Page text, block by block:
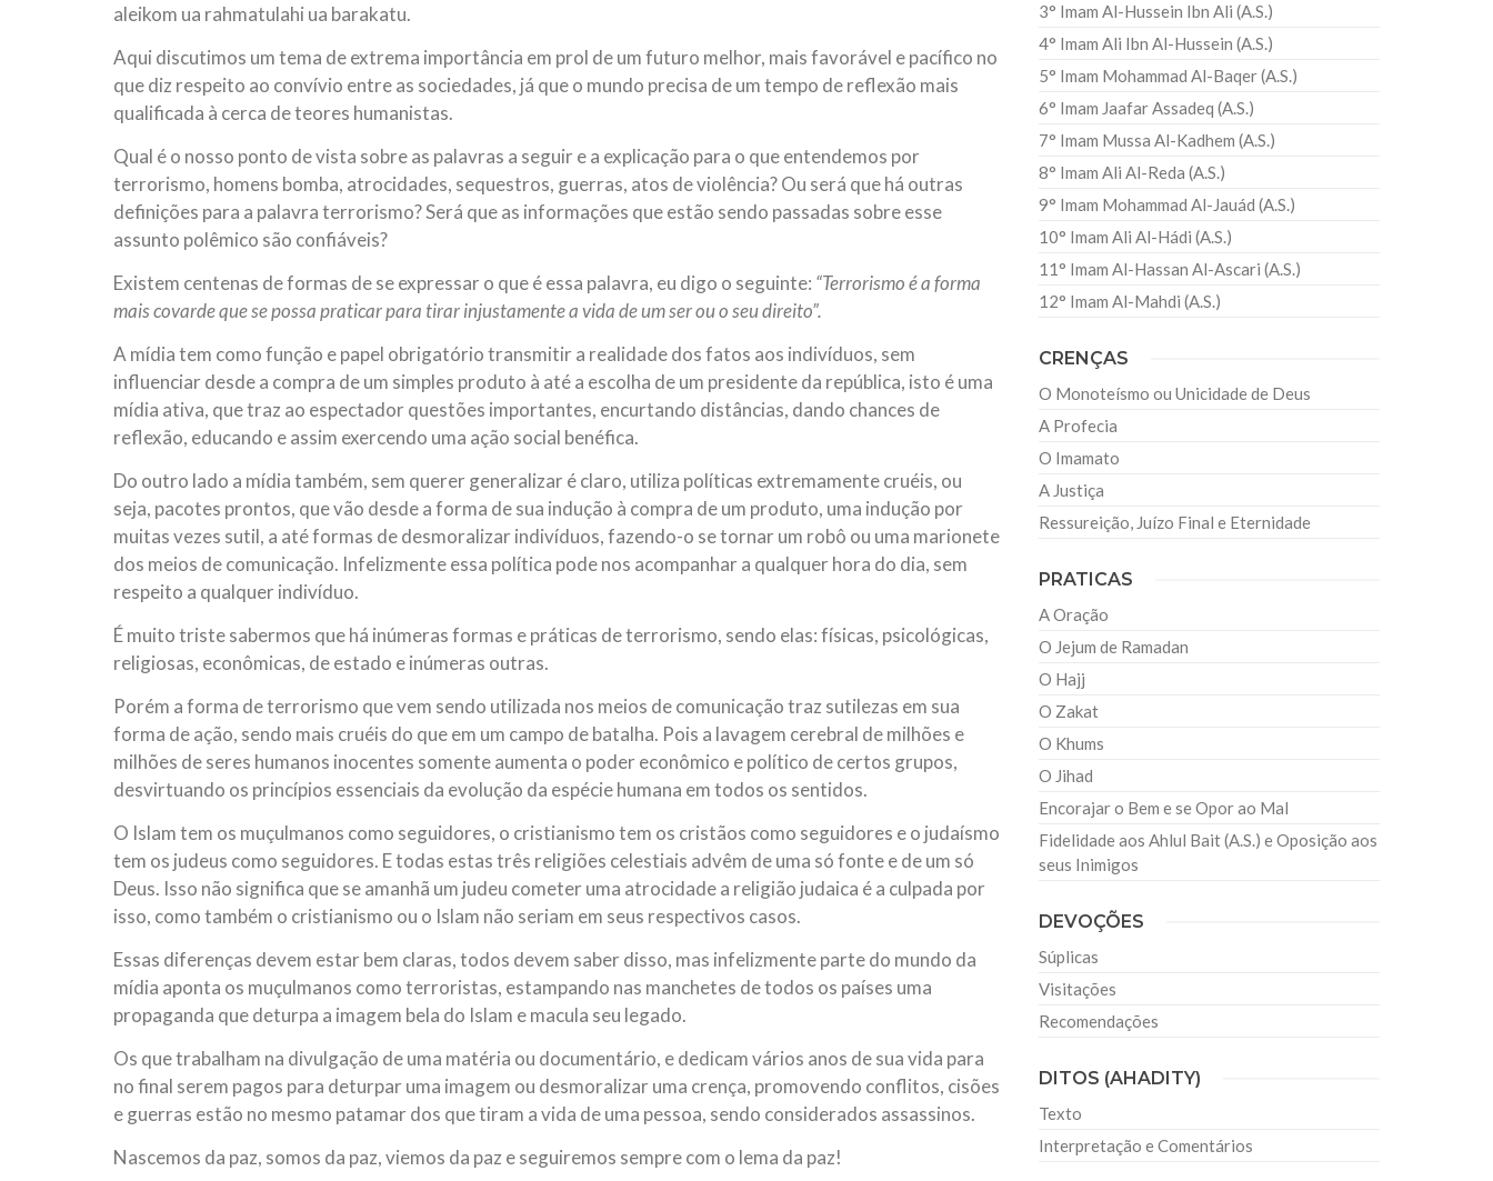
aleikom ua rahmatulahi ua barakatu.
Aqui discutimos um tema de extrema importância em prol de um futuro melhor, mais favorável e pacífico no
que diz respeito ao convívio entre as sociedades, já que o mundo precisa de um tempo de reflexão mais
qualificada à cerca de teores humanistas.
Qual é o nosso ponto de vista sobre as palavras a seguir e a explicação para o que entendemos por
terrorismo, homens bomba, atrocidades, sequestros, guerras, atos de violência? Ou será que há outras
definições para a palavra terrorismo? Será que as informações que estão sendo passadas sobre esse
assunto polêmico são confiáveis?
Existem centenas de formas de se expressar o que é essa palavra, eu digo o seguinte: “Terrorismo é a forma
mais covarde que se possa praticar para tirar injustamente a vida de um ser ou o seu direito”.
A mídia tem como função e papel obrigatório transmitir a realidade dos fatos aos indivíduos, sem
influenciar desde a compra de um simples produto à até a escolha de um presidente da república, isto é uma
mídia ativa, que traz ao espectador questões importantes, encurtando distâncias, dando chances de
reflexão, educando e assim exercendo uma ação social benéfica.
Do outro lado a mídia também, sem querer generalizar é claro, utiliza políticas extremamente cruéis, ou
seja, pacotes prontos, que vão desde a forma de sua indução à compra de um produto, uma indução por
muitas vezes sutil, a até formas de desmoralizar indivíduos, fazendo-o se tornar um robô ou uma marionete
dos meios de comunicação. Infelizmente essa política pode nos acompanhar a qualquer hora do dia, sem
respeito a qualquer indivíduo.
É muito triste sabermos que há inúmeras formas e práticas de terrorismo, sendo elas: físicas, psicológicas,
religiosas, econômicas, de estado e inúmeras outras.
Porém a forma de terrorismo que vem sendo utilizada nos meios de comunicação traz sutilezas em sua
forma de ação, sendo mais cruéis do que em um campo de batalha. Pois a lavagem cerebral de milhões e
milhões de seres humanos inocentes somente aumenta o poder econômico e político de certos grupos,
desvirtuando os princípios essenciais da evolução da espécie humana em todos os sentidos.
O Islam tem os muçulmanos como seguidores, o cristianismo tem os cristãos como seguidores e o judaísmo
tem os judeus como seguidores. E todas estas três religiões celestiais advêm de uma só fonte e de um só
Deus. Isso não significa que se amanhã um judeu cometer uma atrocidade a religião judaica é a culpada por
isso, como também o cristianismo ou o Islam não seriam em seus respectivos casos.
Essas diferenças devem estar bem claras, todos devem saber disso, mas infelizmente parte do mundo da
mídia aponta os muçulmanos como terroristas, estampando nas manchetes de todos os países uma
propaganda que deturpa a imagem bela do Islam e macula seu legado.
Os que trabalham na divulgação de uma matéria ou documentário, e dedicam vários anos de sua vida para
no final serem pagos para deturpar uma imagem ou desmoralizar uma crença, promovendo conflitos, cisões
e guerras estão no mesmo patamar dos que tiram a vida de uma pessoa, sendo considerados assassinos.
Nascemos da paz, somos da paz, viemos da paz e seguiremos sempre com o lema da paz!
3° Imam Al-Hussein Ibn Ali (A.S.)
4° Imam Ali Ibn Al-Hussein (A.S.)
5° Imam Mohammad Al-Baqer (A.S.)
6° Imam Jaafar Assadeq (A.S.)
7° Imam Mussa Al-Kadhem (A.S.)
8° Imam Ali Al-Reda (A.S.)
9° Imam Mohammad Al-Jauád (A.S.)
10° Imam Ali Al-Hádi (A.S.)
11° Imam Al-Hassan Al-Ascari (A.S.)
12° Imam Al-Mahdi (A.S.)
CRENÇAS
O Monoteísmo ou Unicidade de Deus
A Profecia
O Imamato
A Justiça
Ressureição, Juízo Final e Eternidade
PRATICAS
A Oração
O Jejum de Ramadan
O Hajj
O Zakat
O Khums
O Jihad
Encorajar o Bem e se Opor ao Mal
Fidelidade aos Ahlul Bait (A.S.) e Oposição aos
seus Inimigos
DEVOÇÕES
Súplicas
Visitações
Recomendações
DITOS (AHADITY)
Texto
Interpretação e Comentários